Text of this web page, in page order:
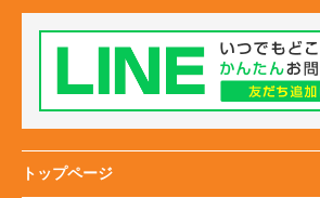
トップページ